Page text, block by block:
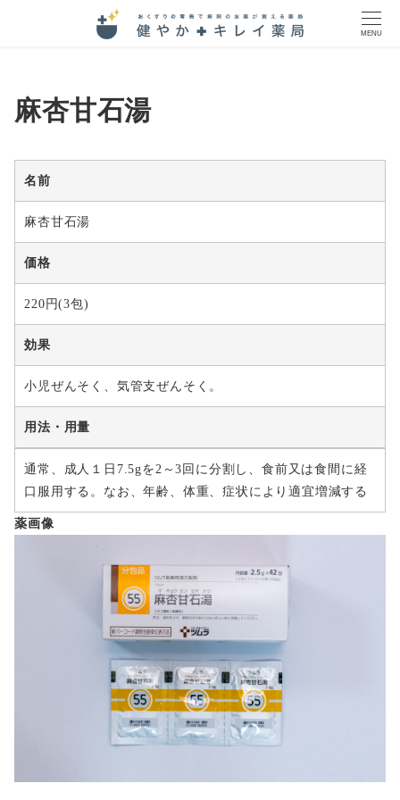
MENU
麻杏甘石湯
名前
麻杏甘石湯
価格
220円(3包)
効果
小児ぜんそく、気管支ぜんそく。
用法・用量
通常、成人１日7.5gを2～3回に分割し、食前又は食間に経
口服用する。なお、年齢、体重、症状により適宜増減する
薬画像